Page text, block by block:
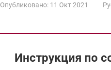
Опубликовано: 11 Окт 2021
Инструкция по